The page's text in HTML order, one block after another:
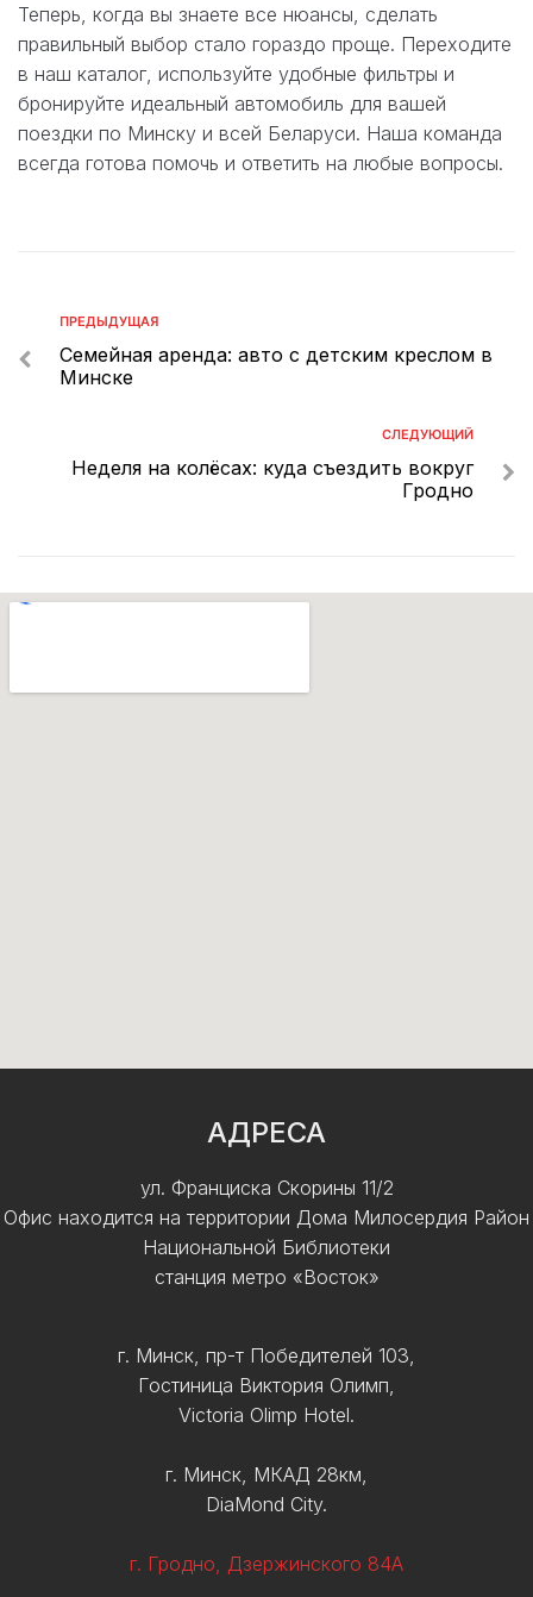
Теперь, когда вы знаете все нюансы, сделать
правильный выбор стало гораздо проще. Переходите
в наш каталог, используйте удобные фильтры и
бронируйте идеальный автомобиль для вашей
поездки по Минску и всей Беларуси. Наша команда
всегда готова помочь и ответить на любые вопросы.
ПРЕДЫДУЩАЯ
Семейная аренда: авто с детским креслом в
Минске
СЛЕДУЮЩИЙ
Неделя на колёсах: куда съездить вокруг
Гродно
АДРЕСА
ул. Франциска Скорины 11/2
Офис находится на территории Дома Милосердия Район
Национальной Библиотеки
станция метро «Восток»
г. Минск, пр-т Победителей 103,
Гостиница Виктория Олимп,
Victoria Olimp Hotel.
г. Минск, МКАД 28км,
DiaMond City.
г. Гродно, Дзержинского 84А